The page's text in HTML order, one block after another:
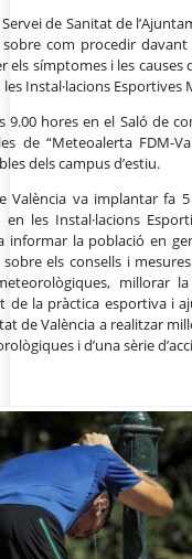
de Sanitat de
com procedir davant
símptomes i les causes
Instal·lacions Esportives
hores en el Saló de
de “Meteoalerta FDM-
dels campus d’estiu.
València va implantar fa
en les Instal·lacions
informar la població en
sobre els consells i
millorar
de la pràctica esportiva i
de València a realitzar
i d’una sèrie